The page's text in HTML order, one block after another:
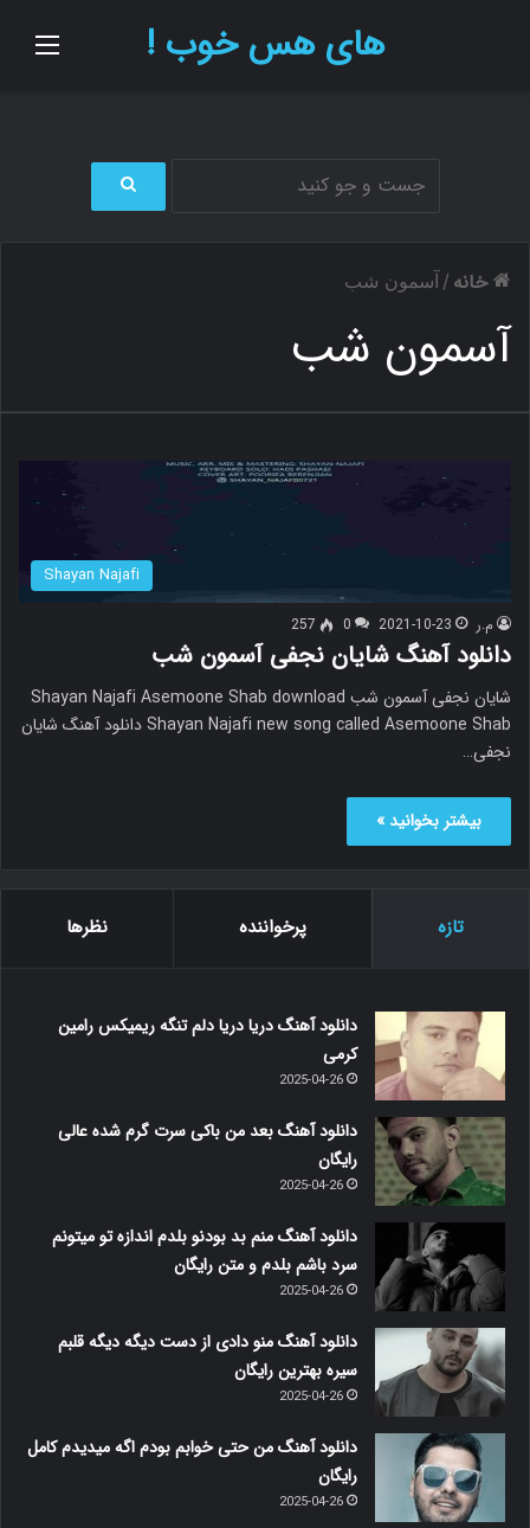
های هس خوب !
ج
ی
خانه / آسمون شب
آسمون شب
Shayan Najafi
م.ر 2021-10-23
0
257
دانلود آهنگ شایان نجفی آسمون شب
شایان نجفی آسمون شب Shayan Najafi Asemoone Shab download
Shayan Najafi new song called Asemoone Shab دانلود آهنگ شایان
نجفی…
بیشتر بخوانید »
تازه پرخواننده نظرها
دانلود آهنگ دریا دریا دلم تنگه ریمیکس رامین
کرمی
2025-04-26
دانلود آهنگ بعد من باکی سرت گرم شده عالی
رایگان
2025-04-26
دانلود آهنگ منم بد بودنو بلدم اندازه تو میتونم
سرد باشم بلدم و متن رایگان
2025-04-26
دانلود آهنگ منو دادی از دست دیگه دیگه قلبم
سیره بهترین رایگان
2025-04-26
دانلود آهنگ من حتی خوابم بودم اگه میدیدم کامل
رایگان
2025-04-26